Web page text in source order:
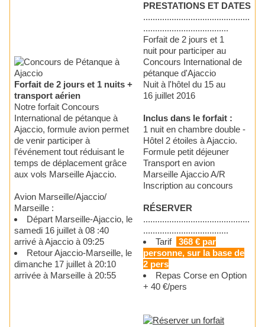
Forfait de 2 jours et 1 nuits +
transport aérien
Notre forfait Concours
International de pétanque à
Ajaccio, formule avion permet
de venir participer à
l’événement tout réduisant le
temps de déplacement grâce
aux vols Marseille Ajaccio.
Avion Marseille/Ajaccio/
Marseille :
Départ Marseille-Ajaccio, le
samedi 16 juillet à 08 :40
arrivé à Ajaccio à 09:25
Retour Ajaccio-Marseille, le
dimanche 17 juillet à 20:10
arrivée à Marseille à 20:55
PRESTATIONS ET DATES
.............................................
....................................
Forfait de 2 jours et 1
nuit pour participer au
Concours International de
pétanque d'Ajaccio
Nuit à l'hôtel du 15 au
16 juillet 2016
Inclus dans le forfait :
1 nuit en chambre double -
Hôtel 2 étoiles à Ajaccio.
Formule petit déjeuner
Transport en avion
Marseille Ajaccio A/R
Inscription au concours
RÉSERVER
.............................................
....................................
Tarif
368 € par
personne, sur la base de
2 pers
Repas Corse en Option
+ 40 €/pers